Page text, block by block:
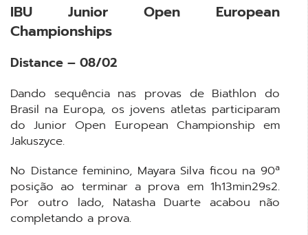
IBU Junior Open European
Championships
Distance – 08/02
Dando sequência nas provas de Biathlon do
Brasil na Europa, os jovens atletas participaram
do Junior Open European Championship em
Jakuszyce.
No Distance feminino, Mayara Silva ficou na 90ª
posição ao terminar a prova em 1h13min29s2.
Por outro lado, Natasha Duarte acabou não
completando a prova.